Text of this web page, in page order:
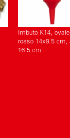
Imbuto K14,
rosso 14x9.5 cm,
16.5 cm